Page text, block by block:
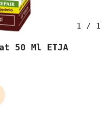
1 / 1
50 Ml ETJA